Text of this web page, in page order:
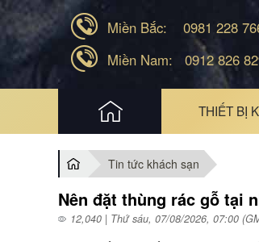
Miền Bắc:
0981 228
Miền Nam:
0912 826
THIẾT BỊ
Tin tức khách sạn
Nên đặt thùng rác gỗ tại
12,040 | Thứ sáu, 07/08/2026, 07:00